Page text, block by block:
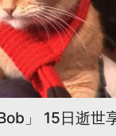
」 15日逝世